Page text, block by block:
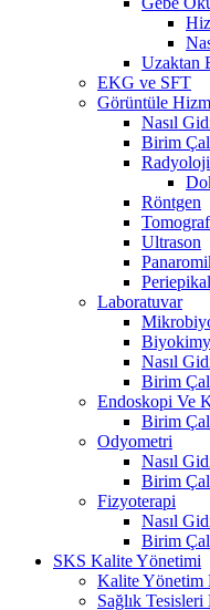
Uzaktan
EKG ve SFT
Görüntüle
Nasıl
Birim
Radyoloji
Röntgen
Ultrason
Laboratuvar
Nasıl
Birim
Endoskopi Ve
Birim
Odyometri
Nasıl
Birim
Fizyoterapi
Nasıl
Birim
SKS Kalite Yönetimi
Kalite Yönetim
Sağlık